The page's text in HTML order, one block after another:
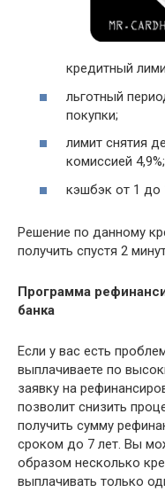
кредитный
льготный
покупки;
лимит снятия
комиссией 4,9%;
кэшбэк от 1 до
Решение по данному
получить спустя 2
Программа
банка
Если у вас есть
выплачиваете по
заявку на
позволит снизить
получить сумму
сроком до 7 лет. Вы
образом несколько
выплачивать только